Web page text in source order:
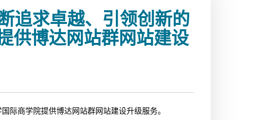
追求卓越、引领创新的
供博达网站群网站建设
际商学院提供博达网站群网站建设升级服务。